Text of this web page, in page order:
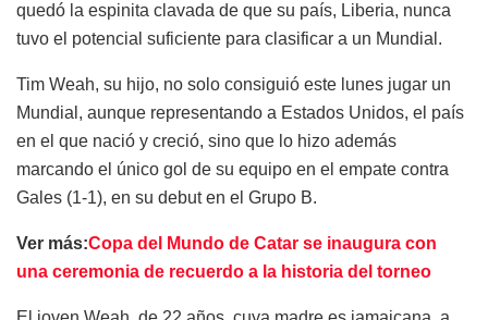
quedó la espinita clavada de que su país, Liberia, nunca
tuvo el potencial suficiente para clasificar a un Mundial.
Tim Weah, su hijo, no solo consiguió este lunes jugar un
Mundial, aunque representando a Estados Unidos, el país
en el que nació y creció, sino que lo hizo además
marcando el único gol de su equipo en el empate contra
Gales (1-1), en su debut en el Grupo B.
Ver más:Copa del Mundo de Catar se inaugura con
una ceremonia de recuerdo a la historia del torneo